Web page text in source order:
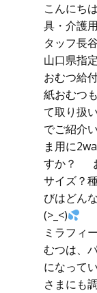
こんにち
具・介護
タッフ長
山口県指
おむつ給
紙おむつ
て取り扱
でご紹介
ま用に
すか？ お
サイズ？
びはどん
(>_<)
ミラフィ
むつは、
になって
さまにも